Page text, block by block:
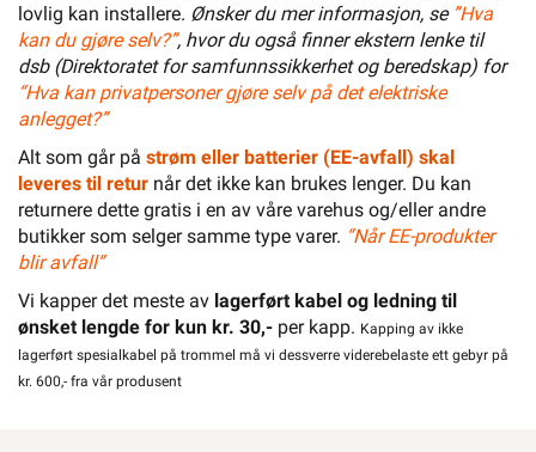
lovlig kan installere. Ønsker du mer informasjon, se ”Hva
kan du gjøre selv?”, hvor du også finner ekstern lenke til
dsb (Direktoratet for samfunnssikkerhet og beredskap) for
“Hva kan privatpersoner gjøre selv på det elektriske
anlegget?”
Alt som går på strøm eller batterier (EE-avfall) skal
leveres til retur når det ikke kan brukes lenger. Du kan
returnere dette gratis i en av våre varehus og/eller andre
butikker som selger samme type varer. “Når EE-produkter
blir avfall”
Vi kapper det meste av lagerført kabel og ledning til
ønsket lengde for kun kr. 30,- per kapp. Kapping av ikke
lagerført spesialkabel på trommel må vi dessverre viderebelaste ett gebyr på
kr. 600,- fra vår produsent